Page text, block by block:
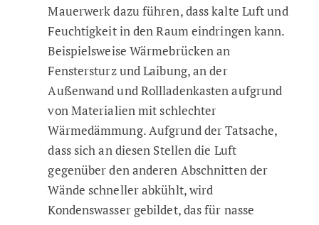
Mauerwerk dazu führen, dass kalte Luft und
Feuchtigkeit in den Raum eindringen kann.
Beispielsweise Wärmebrücken an
Fenstersturz und Laibung, an der
Außenwand und Rollladenkasten aufgrund
von Materialien mit schlechter
Wärmedämmung. Aufgrund der Tatsache,
dass sich an diesen Stellen die Luft
gegenüber den anderen Abschnitten der
Wände schneller abkühlt, wird
Kondenswasser gebildet, das für nasse